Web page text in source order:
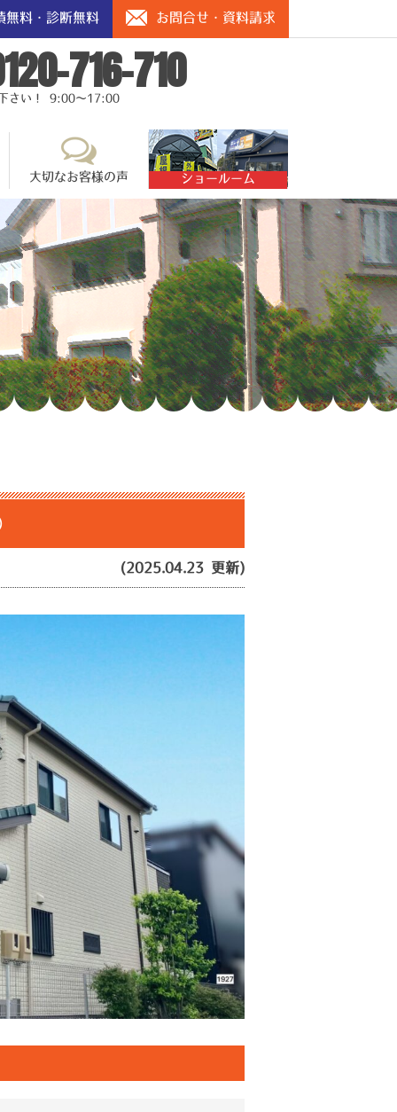
無料・診断無料 お問合せ・資料請求
716-710
さい！ 9:00～17:00
大切なお客様の声 ショールーム
(2025.04.23 更新)